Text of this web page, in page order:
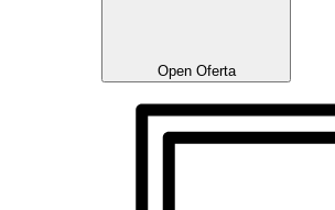
Open Oferta